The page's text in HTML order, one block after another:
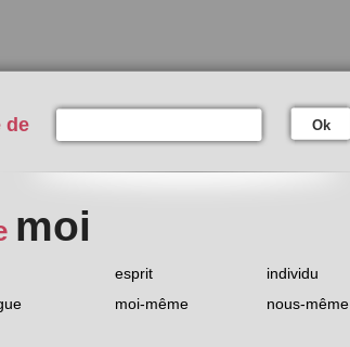
de Ok
moi
esprit individu
moi-même nous-même